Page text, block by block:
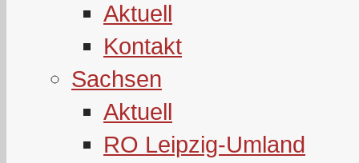
Aktuell
Kontakt
Sachsen
Aktuell
RO Leipzig-Umland